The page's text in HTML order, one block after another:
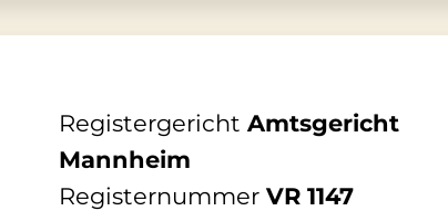
Registergericht Amtsgericht
Mannheim
Registernummer VR 1147